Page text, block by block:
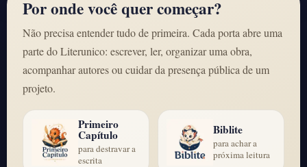
Por onde você quer começar?
Não precisa entender tudo de primeira. Cada porta abre uma
parte do Literunico: escrever, ler, organizar uma obra,
acompanhar autores ou cuidar da presença pública de um
projeto.
Primeiro
Capítulo
para destravar a
escrita
Biblite
para achar a
próxima leitura